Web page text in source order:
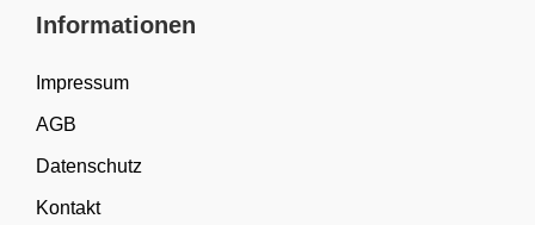
Informationen
Impressum
AGB
Datenschutz
Kontakt